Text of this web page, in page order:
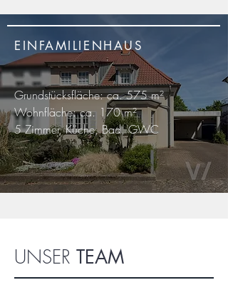
EINFAMILIENHAUS
Grundstücksfläche: ca. 575m²
Wohnfläche: ca. 170m²
5 Zimmer, Küche, Bad, GWC
UNSER TEAM